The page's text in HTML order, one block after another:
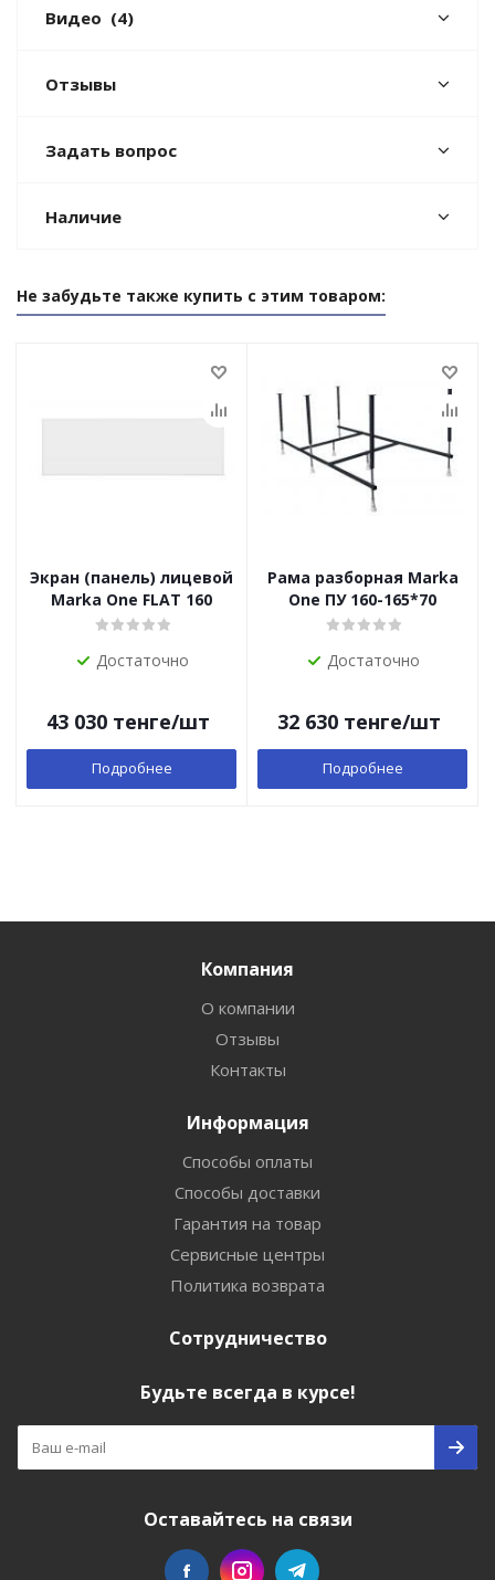
Видео (4)
Отзывы
Задать вопрос
Наличие
Не забудьте также купить с этим товаром:
Экран (панель) лицевой
Marka One FLAT 160
Достаточно
43 030тенге/шт
Подробнее
Рама разборная Marka
One ПУ 160-165*70
Достаточно
32 630тенге/шт
Подробнее
Компания
О компании
Отзывы
Контакты
Информация
Способы оплаты
Способы доставки
Гарантия на товар
Сервисные центры
Политика возврата
Сотрудничество
Будьте всегда в курсе!
Оставайтесь на связи